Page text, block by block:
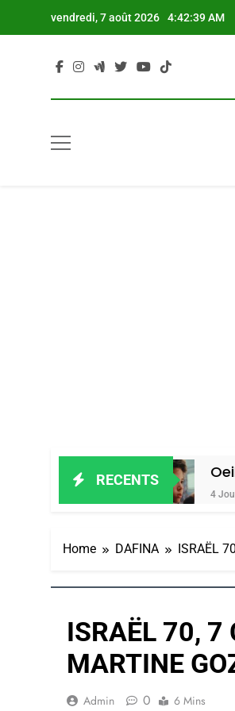
vendredi, 7 août 2026 4:42:40 AM
RECENTS
Oeil Ravageur
4 Jours Ago
Home DAFINA ISRAËL
ISRAËL 70, 7
MARTINE
Admin 0 6 Mins